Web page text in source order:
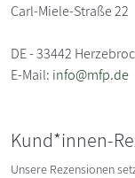
Carl-Miele-Straße 22
DE - 33442
E-Mail: info@mfp.de
Kund*innen-
Unsere Rezensionen